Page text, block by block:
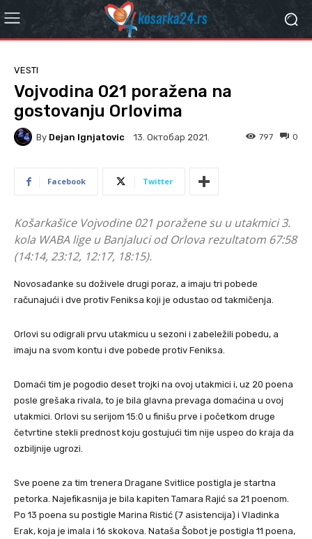
VESTI
Vojvodina 021 poražena na
gostovanju Orlovima
By Dejan Ignjatovic 13. Октобар 2021. 0
797
Facebook Twitter
Košarkašice Vojvodine 021 poražene su u utakmici 3.
kola WABA lige u Banjaluci od Orlova rezultatom 67:58
(14:14, 23:12, 12:17, 18:15).
Novosađanke su doživele drugi poraz, a imaju tri pobede
računajući i dve protiv Feniksa koji je odustao od takmičenja.
Orlovi su odigrali prvu utakmicu u sezoni i zabeležili pobedu, a
imaju na svom kontu i dve pobede protiv Feniksa.
Domaći tim je pogodio deset trojki na ovoj utakmici i, uz 20 poena
posle grešaka rivala, to je bila glavna prevaga domaćina u ovoj
utakmici. Orlovi su serijom 15:0 u finišu prve i početkom druge
četvrtine stekli prednost koju gostujući tim nije uspeo do kraja da
ozbiljnije ugrozi.
Sve poene za tim trenera Dragane Svitlice postigla je startna
petorka. Najefikasnija je bila kapiten Tamara Rajić sa 21 poenom.
Po 13 poena su postigle Marina Ristić (7 asistencija) i Vladinka
Erak, koja je imala i 16 skokova. Nataša Šobot je postigla 11 poena,